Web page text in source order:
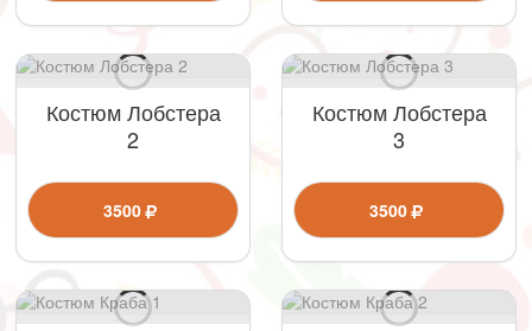
Костюм Лобстера
2
3500
Костюм Лобстера
3
3500